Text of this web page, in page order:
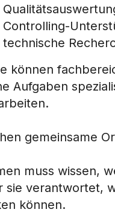
können
Aufgaben
gemeinsame
muss wissen,
sie verantwortet,
können.